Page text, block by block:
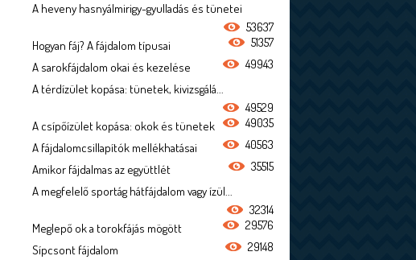
A heveny hasnyálmirigy-gyulladás és tünetei
53637
Hogyan fáj? A fájdalom típusai
51357
A sarokfájdalom okai és kezelése
49943
A térdízület kopása: tünetek, kivizsgálá...
49529
A csípőízület kopása: okok és tünetek
49035
A fájdalomcsillapítók mellékhatásai
40563
Amikor fájdalmas az együttlét
35515
A megfelelő sportág hátfájdalom vagy ízül...
32314
Meglepő ok a torokfájás mögött
29576
Sípcsont fájdalom
29148